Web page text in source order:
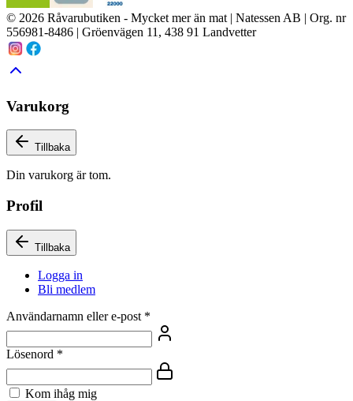
© 2026 Råvarubutiken - Mycket mer än mat | Natessen AB | Org. nr
556981-8486 | Gröenvägen 11, 438 91 Landvetter
Varukorg
Tillbaka
Din varukorg är tom.
Profil
Tillbaka
Logga in
Bli medlem
Användarnamn eller e-post *
Lösenord *
Kom ihåg mig